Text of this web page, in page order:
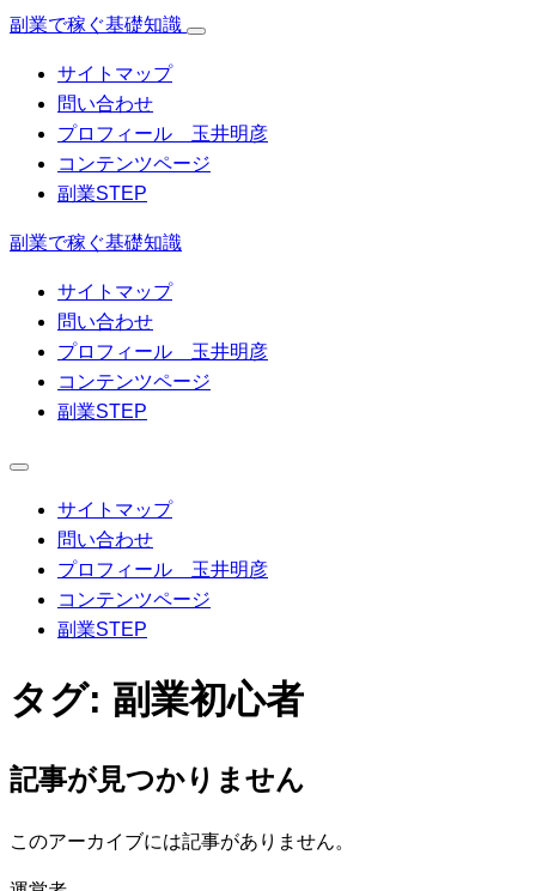
副業で稼ぐ基礎知識
サイトマップ
問い合わせ
プロフィール 玉井明彦
コンテンツページ
副業STEP
副業で稼ぐ基礎知識
サイトマップ
問い合わせ
プロフィール 玉井明彦
コンテンツページ
副業STEP
サイトマップ
問い合わせ
プロフィール 玉井明彦
コンテンツページ
副業STEP
タグ: 副業初心者
記事が見つかりません
このアーカイブには記事がありません。